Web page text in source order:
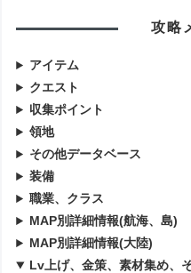
攻略
アイテム
クエスト
収集ポイント
領地
その他データベース
装備
職業、クラス
MAP別詳細情報(航海、島)
MAP別詳細情報(大陸)
Lv上げ、金策、素材集め、